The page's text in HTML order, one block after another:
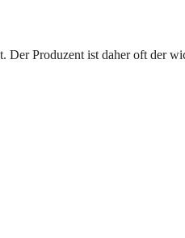
Produzent ist daher oft der